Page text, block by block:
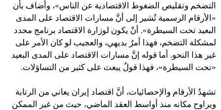
التضخم وتقليص الضغوط الاقتصادية عن الناس»، وأضاف بأن
«الأرقام الرسمية تُشير إلى أنَّ مسارات الاقتصاد على المدى
البعيد تحت السيطرة». أنْ يكون لوزارة الاقتصاد برنامج محدد
لمشكلة التضخم، فهذا أمرٌ بديهي، والعجيب لو كان الأمر على
غير هذا النحو. أما قوله إنَّ مسارات الاقتصاد على المدى البعيد
«تحت السيطرة»، فهذا قولٌ يبعث على كثير من التساؤلات.
تشهدُ الأرقام والإحصائيات، أنَّ اقتصاد إيران يعاني من الرتابة
ويراوح مكانه منذ أواسط العقد الماضي، حيث من غير الممكن